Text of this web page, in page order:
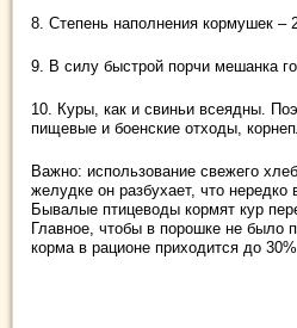
8. Степень наполнения кормушек –
9. В силу быстрой порчи мешанка
10. Куры, как и свиньи всеядны.
пищевые и боенские отходы,
Важно: использование свежего
желудке он разбухает, что нередко
Бывалые птицеводы кормят кур
Главное, чтобы в порошке не было
корма в рационе приходится до